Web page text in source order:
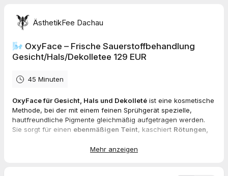
ÄsthetikFee Dachau
🌬️ OxyFace – Frische Sauerstoffbehandlung
Gesicht/Hals/Dekolletee 129 EUR
45 Minuten
OxyFace für Gesicht, Hals und Dekolleté ist eine kosmetische
Methode, bei der mit einem feinen Sprühgerät spezielle,
hautfreundliche Pigmente gleichmäßig aufgetragen werden.
Sie sorgt für einen ebenmäßigen Teint, kaschiert Rötungen,
frisches, natürliches Aussehen
Mehr anzeigen